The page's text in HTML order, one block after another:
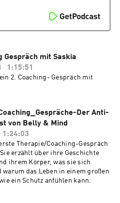
Gespräch mit Saskia
1:15:51
2. Coaching- Gespräch mit
Der Anti-
von Belly & Mind
1:24:03
Therapie/Coaching-Gespräch
erzählt über ihre Geschichte
ihrem Körper, was sie sich
warum das Leben in einem großen
ein Schutz anfühlen kann.